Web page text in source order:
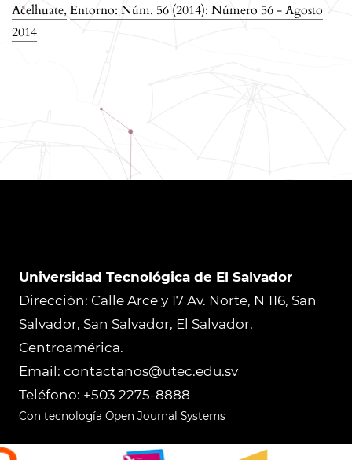
Acelhuate, Entorno: Núm. 56 (2014): Número 56 - Agosto
2014
Universidad Tecnológica de El Salvador
Dirección: Calle Arce y 17 Av. Norte, N 116, San
Salvador, San Salvador, El Salvador,
Centroamérica.
Email: contactanos@utec.edu.sv
Teléfono: +503 2275-8888
Con tecnología Open Journal Systems